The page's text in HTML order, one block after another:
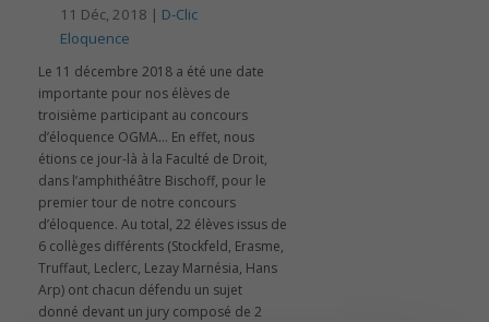
11 Déc, 2018 | D-Clic
Eloquence
Le 11 décembre 2018 a été une date
importante pour nos élèves de
troisième participant au concours
d’éloquence OGMA… En effet, nous
étions ce jour-là à la Faculté de Droit,
dans l’amphithéâtre Bischoff, pour le
premier tour de notre concours
d’éloquence. Au total, 22 élèves issus de
6 collèges différents (Stockfeld, Erasme,
Truffaut, Leclerc, Lezay Marnésia, Hans
Arp) ont chacun défendu un sujet
donné devant un jury composé de 2